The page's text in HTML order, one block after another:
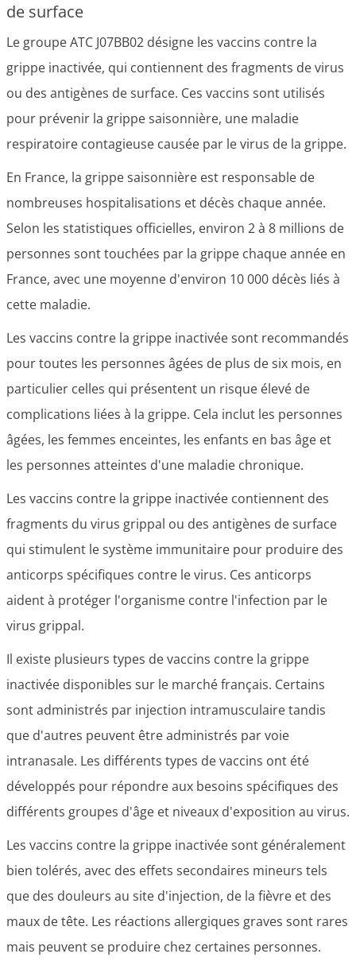
de surface
Le groupe ATC J07BB02 désigne les vaccins contre la
grippe inactivée, qui contiennent des fragments de virus
ou des antigènes de surface. Ces vaccins sont utilisés
pour prévenir la grippe saisonnière, une maladie
respiratoire contagieuse causée par le virus de la grippe.
En France, la grippe saisonnière est responsable de
nombreuses hospitalisations et décès chaque année.
Selon les statistiques officielles, environ 2 à 8 millions de
personnes sont touchées par la grippe chaque année en
France, avec une moyenne d'environ 10 000 décès liés à
cette maladie.
Les vaccins contre la grippe inactivée sont recommandés
pour toutes les personnes âgées de plus de six mois, en
particulier celles qui présentent un risque élevé de
complications liées à la grippe. Cela inclut les personnes
âgées, les femmes enceintes, les enfants en bas âge et
les personnes atteintes d'une maladie chronique.
Les vaccins contre la grippe inactivée contiennent des
fragments du virus grippal ou des antigènes de surface
qui stimulent le système immunitaire pour produire des
anticorps spécifiques contre le virus. Ces anticorps
aident à protéger l'organisme contre l'infection par le
virus grippal.
Il existe plusieurs types de vaccins contre la grippe
inactivée disponibles sur le marché français. Certains
sont administrés par injection intramusculaire tandis
que d'autres peuvent être administrés par voie
intranasale. Les différents types de vaccins ont été
développés pour répondre aux besoins spécifiques des
différents groupes d'âge et niveaux d'exposition au virus.
Les vaccins contre la grippe inactivée sont généralement
bien tolérés, avec des effets secondaires mineurs tels
que des douleurs au site d'injection, de la fièvre et des
maux de tête. Les réactions allergiques graves sont rares
mais peuvent se produire chez certaines personnes.